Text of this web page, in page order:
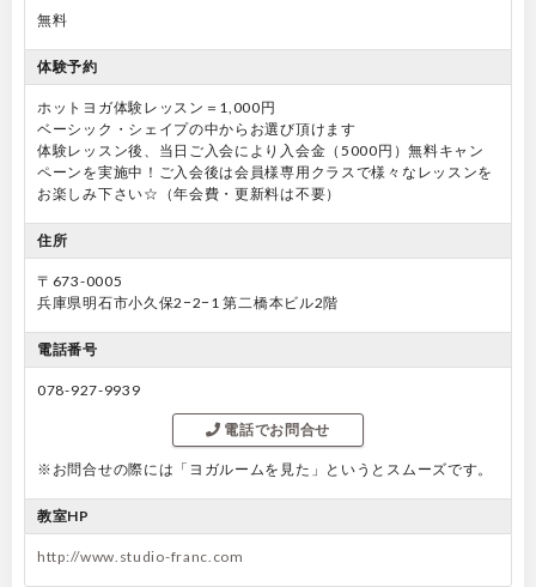
無料
体験予約
ホットヨガ体験レッスン＝1,000円
ベーシック・シェイプの中からお選び頂けます
体験レッスン後、当日ご入会により入会金（5000円）無料キャン
ペーンを実施中！ご入会後は会員様専用クラスで様々なレッスンを
お楽しみ下さい☆（年会費・更新料は不要）
住所
〒673-0005
兵庫県明石市小久保2−2−1 第二橋本ビル2階
電話番号
078-927-9939
電話でお問合せ
※お問合せの際には「ヨガルームを見た」というとスムーズです。
教室HP
http://www.studio-franc.com